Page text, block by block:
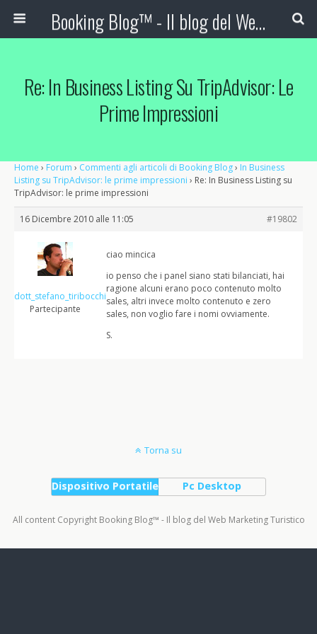
Booking Blog™ - Il blog del Web Marketing Turistico
Re: In Business Listing Su TripAdvisor: Le
Prime Impressioni
Home › Forum › Commenti agli articoli di Booking Blog› In Business
Listing su TripAdvisor: le prime impressioni › Re: In Business Listing su
TripAdvisor: le prime impressioni
16 Dicembre 2010 alle 11:05 #19802
dott_stefano_tiribocchi
Partecipante
ciao mincica
io penso che i panel siano stati bilanciati, hai
ragione alcuni erano poco contenuto molto
sales, altri invece molto contenuto e zero
sales, non voglio fare i nomi ovviamente.
S.
Torna su
Dispositivo Portatile Pc Desktop
All content Copyright Booking Blog™ - Il blog del Web Marketing Turistico